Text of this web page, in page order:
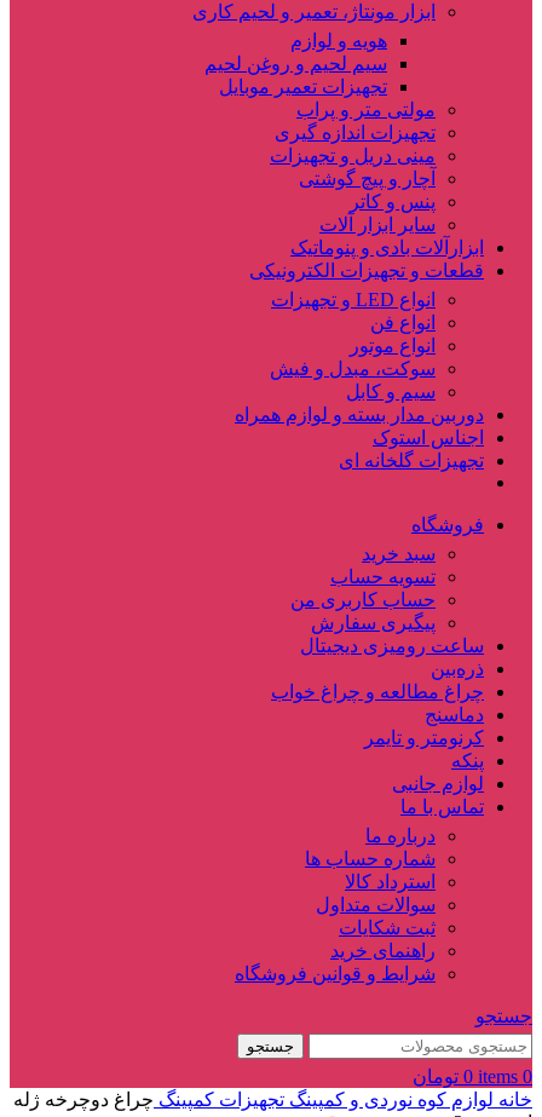
ابزار مونتاژ، تعمیر و لحیم کاری
هویه و لوازم
سیم لحیم و روغن لحیم
تجهیزات تعمیر موبایل
مولتی متر و پراب
تجهیزات اندازه گیری
مینی دریل و تجهیزات
آچار و پیچ گوشتی
پنس و کاتر
سایر ابزار آلات
ابزارآلات بادی و پنوماتیک
قطعات و تجهیزات الکترونیکی
انواع LED و تجهیزات
انواع فن
انواع موتور
سوکت، مبدل و فیش
سیم و کابل
دوربین مدار بسته و لوازم همراه
اجناس استوک
تجهیزات گلخانه ای
فروشگاه
سبد خرید
تسویه حساب
حساب کاربری من
پیگیری سفارش
ساعت‌ رومیزی دیجیتال
ذره‌بین‌
چراغ مطالعه و چراغ خواب
دماسنج‌
کرنومتر و تایمر
پنکه
لوازم جانبی
تماس با ما
درباره ما
شماره حساب ها
استرداد کالا
سوالات متداول
ثبت شکایات
راهنمای خرید
شرایط و قوانین فروشگاه
جستجو
جستجو
0
items
0 تومان
خانه لوازم کوه نوردی و کمپینگ تجهیزات کمپینگ چراغ دوچرخه ژله